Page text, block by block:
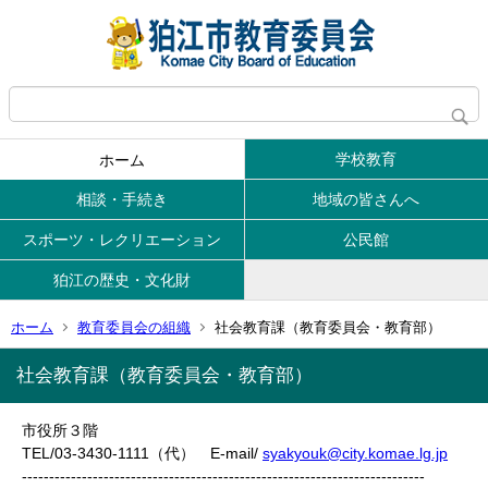
ホーム 学校教育
相談・手続き 地域の皆さんへ
スポーツ・レクリエーション 公民館
狛江の歴史・文化財
ホーム 教育委員会の組織 社会教育課（教育委員会・教育部）
社会教育課（教育委員会・教育部）
市役所３階
TEL/03-3430-1111（代） E-mail/ syakyouk@city.komae.lg.jp
--------------------------------------------------------------------------